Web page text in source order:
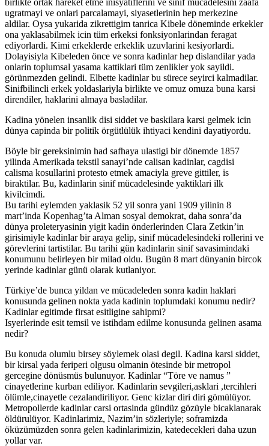
ugratmayi ve onlari parcalamayi, siyasetlerinin hep merkezine
aldilar. Oysa yukarida zikrettigim tanrica Kibele döneminde erkekler
ona yaklasabilmek icin tüm erkeksi fonksiyonlarindan feragat
ediyorlardi. Kimi erkeklerde erkeklik uzuvlarini kesiyorlardi.
Dolayisiyla Kibeleden önce ve sonra kadinlar hep dislandilar yada
onlarin toplumsal yasama kattiklari tüm zenlikler yok sayildi.
görünmezden gelindi. Elbette kadinlar bu sürece seyirci kalmadilar.
Sinifbilincli erkek yoldaslariyla birlikte ve omuz omuza buna karsi
direndiler, haklarini almaya basladilar.
Kadina yönelen insanlik disi siddet ve baskilara karsi gelmek icin
dünya capinda bir politik örgütlülük ihtiyaci kendini dayatiyordu.
Böyle bir gereksinimin had safhaya ulastigi bir dönemde 1857
yilinda Amerikada tekstil sanayi’nde calisan kadinlar, cagdisi
calisma kosullarini protesto etmek amaciyla greve gittiler, is
biraktilar. Bu, kadinlarin sinif mücadelesinde yaktiklari ilk
kivilcimdi.
Bu tarihi eylemden yaklasik 52 yil sonra yani 1909 yilinin 8
mart’inda Kopenhag’ta Alman sosyal demokrat, daha sonra’da
dünya proleteryasinin yigit kadin önderlerinden Clara Zetkin’in
girisimiyle kadinlar bir araya gelip, sinif mücadelesindeki rollerini ve
görevlerini tartistilar. Bu tarihi gün kadinlarin sinif savasimindaki
konumunu belirleyen bir milad oldu. Bugün 8 mart dünyanin bircok
yerinde kadinlar günü olarak kutlaniyor.
Türkiye’de bunca yildan ve mücadeleden sonra kadin haklari
konusunda gelinen nokta yada kadinin toplumdaki konumu nedir?
Kadinlar egitimde firsat esitligine sahipmi?
Isyerlerinde esit temsil ve istihdam edilme konusunda gelinen asama
nedir?
Bu konuda olumlu birsey söylemek olasi degil. Kadina karsi siddet,
bir kirsal yada feriperi olgusu olmanin ötesinde bir metropol
gercegine dönüsmüs bulunuyor. Kadinlar “Töre ve namus ”
cinayetlerine kurban ediliyor. Kadinlarin sevgileri,asklari ,tercihleri
ölümle,cinayetle cezalandiriliyor. Genc kizlar diri diri gömülüyor.
Metropollerde kadinlar carsi ortasinda gündüz gözüyle bicaklanarak
öldürulüyor. Kadinlarimiz, Nazim’in sözleriyle; soframizda
öküzümüzden sonra gelen kadinlarimizin, katedecekleri daha uzun
yollar var.